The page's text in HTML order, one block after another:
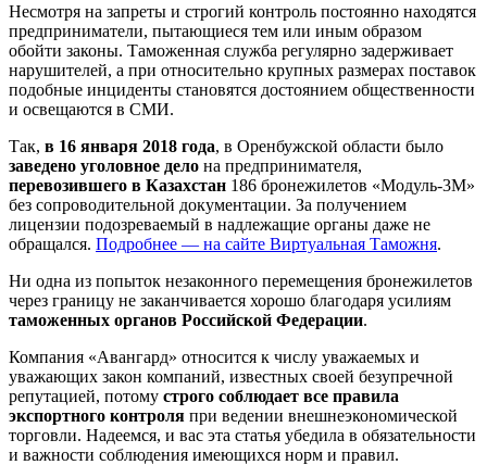
Несмотря на запреты и строгий контроль постоянно находятся
предприниматели, пытающиеся тем или иным образом
обойти законы. Таможенная служба регулярно задерживает
нарушителей, а при относительно крупных размерах поставок
подобные инциденты становятся достоянием общественности
и освещаются в СМИ.
Так, в 16 января 2018 года, в Оренбужской области было
заведено уголовное дело на предпринимателя,
перевозившего в Казахстан 186 бронежилетов «Модуль-3М»
без сопроводительной документации. За получением
лицензии подозреваемый в надлежащие органы даже не
обращался. Подробнее — на сайте Виртуальная Таможня.
Ни одна из попыток незаконного перемещения бронежилетов
через границу не заканчивается хорошо благодаря усилиям
таможенных органов Российской Федерации.
Компания «Авангард» относится к числу уважаемых и
уважающих закон компаний, известных своей безупречной
репутацией, потому строго соблюдает все правила
экспортного контроля при ведении внешнеэкономической
торговли. Надеемся, и вас эта статья убедила в обязательности
и важности соблюдения имеющихся норм и правил.